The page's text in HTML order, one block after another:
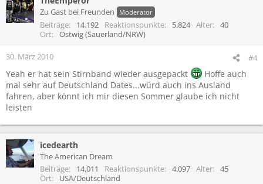
Zu Gast bei Freunden Moderator
Beiträge 14.192 Reaktionspunkte 5.824 Alter
40
Ort
Ostwig (Sauerland/NRW)
30. März 2010 #4
Yeah er hat sein Stirnband wieder ausgepackt
Hoffe auch
mal sehr auf Deutschland Dates...würd auch ins Ausland
fahren, aber könnt ich mir diesen Sommer glaube ich nicht
leisten
icedearth
The American Dream
Beiträge
14.011 Reaktionspunkte 4.097 Alter
45
Ort
USA/Deutschland